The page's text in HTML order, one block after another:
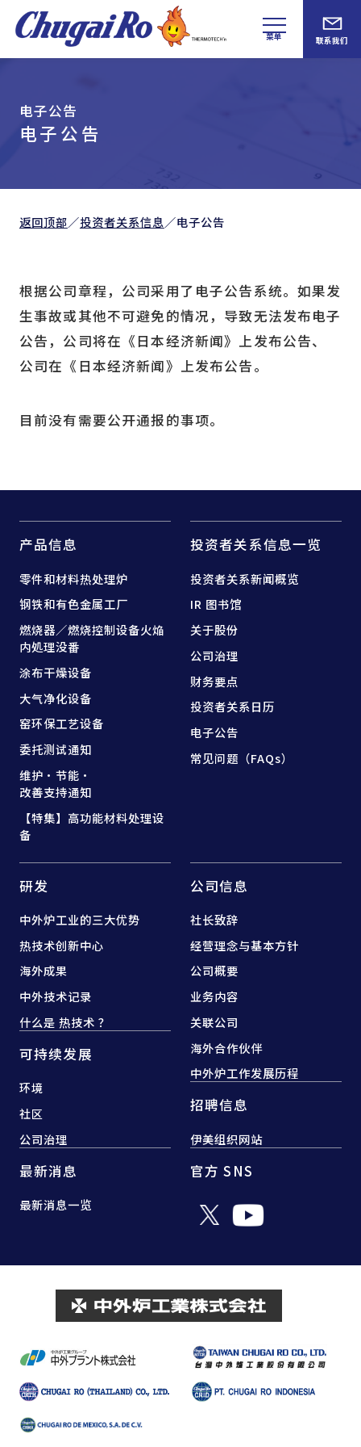
菜单 联系我们
电子公告
电子公告
返回顶部／投资者关系信息／电子公告
根据公司章程，公司采用了电子公告系统。如果发
生事故或其他不可避免的情况，导致无法发布电子
公告，公司将在《日本经济新闻》上发布公告、
公司在《日本经济新闻》上发布公告。
目前没有需要公开通报的事项。
产品信息
零件和材料热处理炉
钢铁和有色金属工厂
燃烧器／燃烧控制设备火焔
内処理没番
涂布干燥设备
大气净化设备
窑环保工艺设备
委托测试通知
维护·节能·
改善支持通知
【特集】高功能材料处理设
备
投资者关系信息一览
投资者关系新闻概览
IR 图书馆
关于股份
公司治理
财务要点
投资者关系日历
电子公告
常见问题（FAQs）
研发
中外炉工业的三大优势
热技术创新中心
海外成果
中外技术记录
什么是 热技术 ？
可持续发展
环境
社区
公司治理
最新消息
最新消息一览
公司信息
社长致辞
经营理念与基本方针
公司概要
业务内容
关联公司
海外合作伙伴
中外炉工作发展历程
招聘信息
伊美组织网站
官方 SNS